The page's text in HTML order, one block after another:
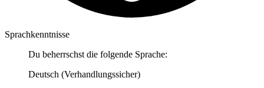
Sprachkenntnisse
Du beherrschst die folgende Sprache:
Deutsch (Verhandlungssicher)